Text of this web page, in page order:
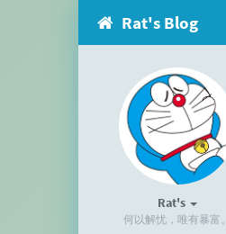
Rat's Blog
Rat's
何以解忧，唯有暴富。